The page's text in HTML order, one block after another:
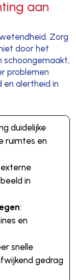
aan
Zorg
door het
schoongemaakt,
problemen
en alertheid in
duidelijke
ruimtes en
in
:
en
snelle
gedrag